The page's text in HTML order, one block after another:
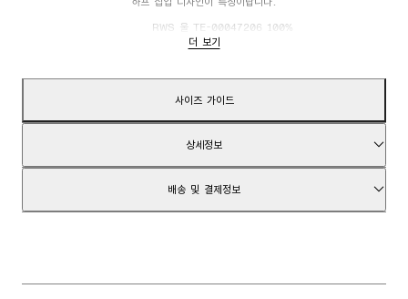
RWS 울 TE-00047206 100%
스웨터 길이:
더 보기
사이즈 가이드
상세정보
걸어서 건조,순한 세제 사용
배송 및 결제정보